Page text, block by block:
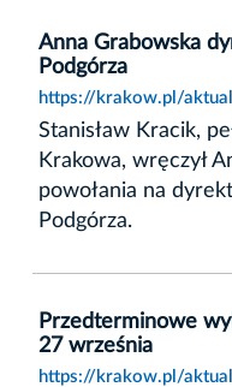
Anna Grabowska
Podgórza
https://krakow.pl/
Stanisław Kracik,
Krakowa, wręczył
powołania na
Podgórza.
Przedterminowe
27 września
https://krakow.pl/